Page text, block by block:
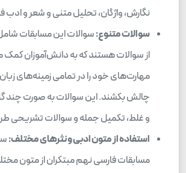
نگارش، واژگان، تحلیل متنی و شعر و ادب
سوالات متنوع:سوالات این مسابقات
از سوالات هستند که به دانش‌آموزان کمک
مهارت‌های خود را در تمامی زمینه‌های
چالش بکشند. این سوالات به صورت چند
و غلط، تکمیل جمله و سوالات تشریحی
استفاده از متون ادبی و نثرهای مختلف:
مسابقات فارسی نهم مبتکران از متون